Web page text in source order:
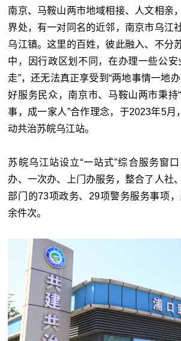
南京、马鞍山两市地域相接、人文相亲
界处，有一对同名的近邻，南京市乌江
乌江镇。这里的百姓，彼此融入、不分
中，因行政区划不同，在办理一些公安
走”，还无法真正享受到“两地事情一地
好服务民众，南京市、马鞍山两市秉持
事，成一家人”合作理念，于2023年5月
动共治苏皖乌江站。
苏皖乌江站设立“一站式”综合服务窗
办、一次办、上门办服务，整合了人社
部门的73项政务、29项警务服务事项
余件次。